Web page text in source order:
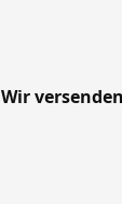
Wir